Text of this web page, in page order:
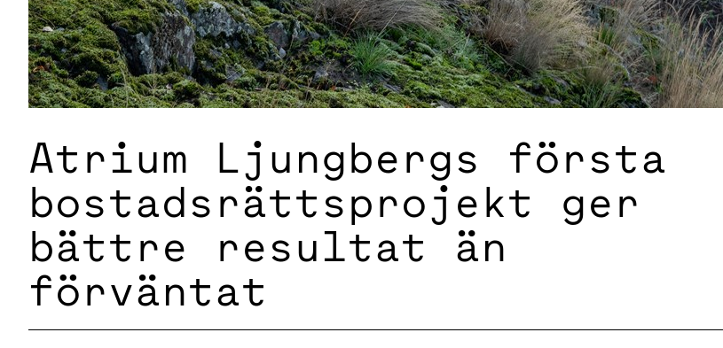
Atrium Ljungbergs första
bostadsrättsprojekt ger
bättre resultat än
förväntat